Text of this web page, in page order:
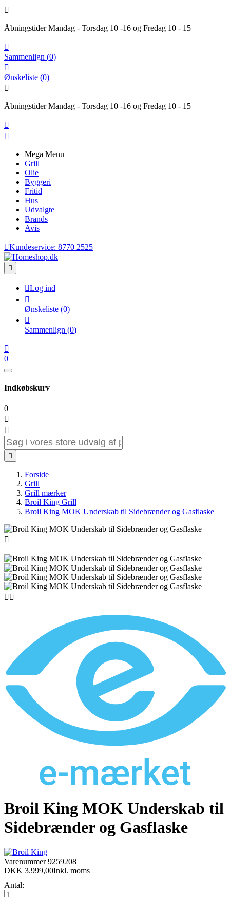

Åbningstider Mandag - Torsdag 10 -16 og Fredag 10 - 15

Sammenlign (0)

Ønskeliste (0)

Åbningstider Mandag - Torsdag 10 -16 og Fredag 10 - 15


Mega Menu
Grill
Olie
Byggeri
Fritid
Hus
Udvalgte
Brands
Avis
Kundeservice: 8770 2525

Log ind

Ønskeliste (0)

Sammenlign (0)

0
Indkøbskurv
0



Forside
Grill
Grill mærker
Broil King Grill
Broil King MOK Underskab til Sidebrænder og Gasflaske

 
Broil King MOK Underskab til
Sidebrænder og Gasflaske
Varenummer9259208
DKK 3.999,00Inkl. moms
Antal: